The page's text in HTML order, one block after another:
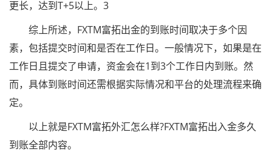
更长，达到T+5以上。3
综上所述，FXTM富拓出金的到账时间取决于多个因
素，包括提交时间和是否在工作日。一般情况下，如果是在
工作日且提交了申请，资金会在1到3个工作日内到账。然
而，具体到账时间还需根据实际情况和平台的处理流程来确
定。
以上就是FXTM富拓外汇怎么样?FXTM富拓出入金多久
到账全部内容。